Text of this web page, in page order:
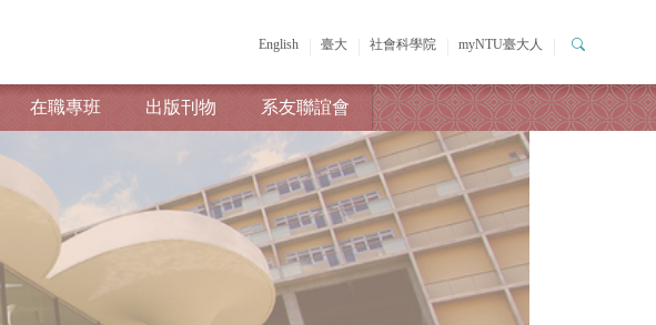
English 臺大 社會科學院 myNTU臺大人
在職專班 出版刊物 系友聯誼會